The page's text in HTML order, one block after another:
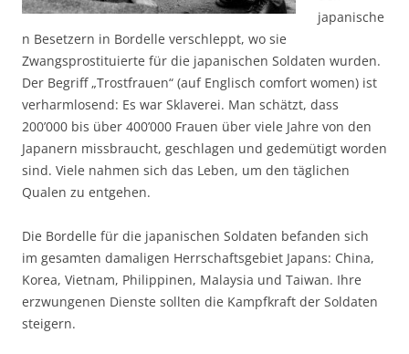
japanische
n Besetzern in Bordelle verschleppt, wo sie
Zwangsprostituierte für die japanischen Soldaten wurden.
Der Begriff „Trostfrauen“ (auf Englisch comfort women) ist
verharmlosend: Es war Sklaverei. Man schätzt, dass
200’000 bis über 400’000 Frauen über viele Jahre von den
Japanern missbraucht, geschlagen und gedemütigt worden
sind. Viele nahmen sich das Leben, um den täglichen
Qualen zu entgehen.
Die Bordelle für die japanischen Soldaten befanden sich
im gesamten damaligen Herrschaftsgebiet Japans: China,
Korea, Vietnam, Philippinen, Malaysia und Taiwan. Ihre
erzwungenen Dienste sollten die Kampfkraft der Soldaten
steigern.